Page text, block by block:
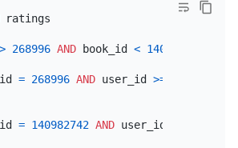
> 268996 AND book_id < 140982742
= 268996 AND user_id >=
= 140982742 AND user_id